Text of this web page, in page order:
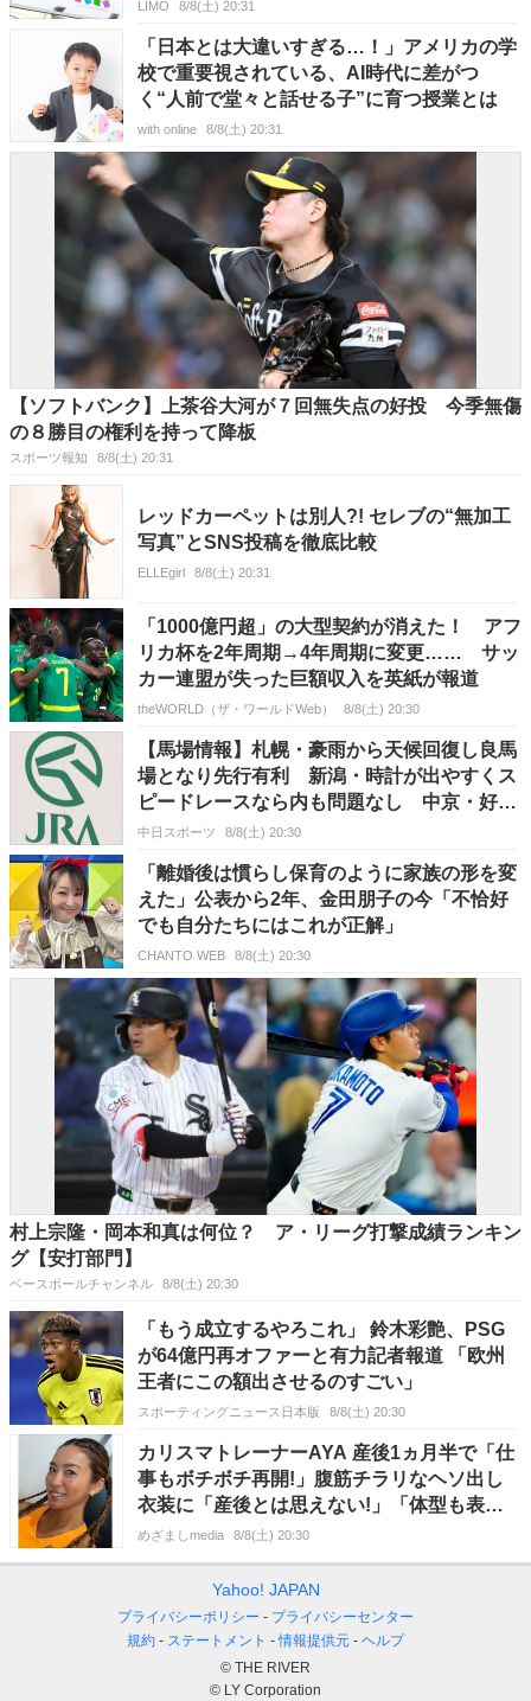
LIMO 8/8(土) 20:31
「日本とは大違いすぎる…！」アメリカの学
校で重要視されている、AI時代に差がつ
く“人前で堂々と話せる子”に育つ授業とは
with online 8/8(土) 20:31
【ソフトバンク】上茶谷大河が７回無失点の好投 今季無傷
の８勝目の権利を持って降板
スポーツ報知 8/8(土) 20:31
レッドカーペットは別人?! セレブの“無加工
写真”とSNS投稿を徹底比較
ELLEgirl 8/8(土) 20:31
「1000億円超」の大型契約が消えた！ アフ
リカ杯を2年周期→4年周期に変更…… サッ
カー連盟が失った巨額収入を英紙が報道
theWORLD（ザ・ワールドWeb） 8/8(土) 20:30
【馬場情報】札幌・豪雨から天候回復し良馬
場となり先行有利 新潟・時計が出やすくス
ピードレースなら内も問題なし 中京・好天
続き高速馬場は変わらず先行有利
中日スポーツ 8/8(土) 20:30
「離婚後は慣らし保育のように家族の形を変
えた」公表から2年、金田朋子の今「不恰好
でも自分たちにはこれが正解」
CHANTO WEB 8/8(土) 20:30
村上宗隆・岡本和真は何位？ ア・リーグ打撃成績ランキン
グ【安打部門】
ベースボールチャンネル 8/8(土) 20:30
「もう成立するやろこれ」 鈴木彩艶、PSG
が64億円再オファーと有力記者報道 「欧州
王者にこの額出させるのすごい」
スポーティングニュース日本版 8/8(土) 20:30
カリスマトレーナーAYA 産後1ヵ月半で「仕
事もボチボチ再開!」腹筋チラリなヘソ出し
衣装に「産後とは思えない!」「体型も表情
もキラッキラ」
めざましmedia 8/8(土) 20:30
Yahoo! JAPAN
プライバシーポリシー
プライバシーセンター
規約
ステートメント 情報提供元
ヘルプ
© THE RIVER
© LY Corporation